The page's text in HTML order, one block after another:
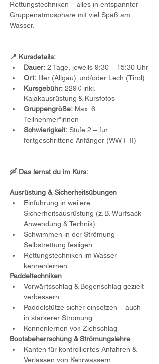
Rettungstechniken – alles in entspannter
Gruppenatmosphäre mit viel Spaß am
Wasser.
📍 Kursdetails:
Dauer: 2 Tage, jeweils 9:30 – 15:30 Uhr
Ort: Iller (Allgäu) und/oder Lech (Tirol)
Kursgebühr: 229 € inkl.
Kajakausrüstung & Kursfotos
Gruppengröße: Max. 6
Teilnehmer*innen
Schwierigkeit: Stufe 2 – für
fortgeschrittene Anfänger (WW I–II)
🛶 Das lernst du im Kurs:
Ausrüstung & Sicherheitsübungen
Einführung in weitere
Sicherheitsausrüstung (z. B. Wurfsack –
Anwendung & Technik)
Schwimmen in der Strömung –
Selbstrettung festigen
Rettungstechniken im Wasser
kennenlernen
Paddeltechniken
Vorwärtsschlag & Bogenschlag gezielt
verbessern
Paddelstütze sicher einsetzen – auch
in stärkerer Strömung
Kennenlernen von Ziehschlag
Bootsbeherrschung & Strömungslehre
Kanten für kontrolliertes Anfahren &
Verlassen von Kehrwassern